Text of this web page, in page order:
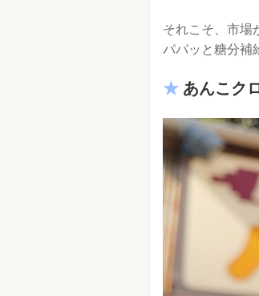
それこそ、市場
パパッと糖分補
あんこク